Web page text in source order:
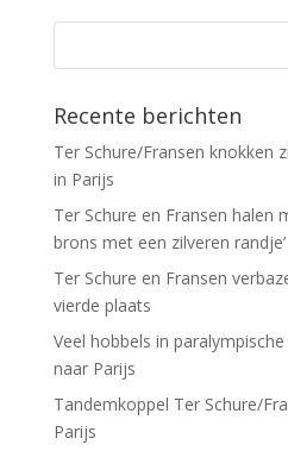
Recente berichten
Ter Schure/Fransen knokken
in Parijs
Ter Schure en Fransen halen
brons met een zilveren randje’
Ter Schure en Fransen
vierde plaats
Veel hobbels in
naar Parijs
Tandemkoppel Ter Schure/
Parijs